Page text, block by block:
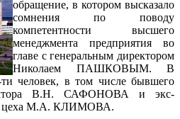
обращение, в котором высказало
сомнения по поводу
компетентности высшего
менеджмента предприятия во
главе с генеральным директором
Николаем ПАШКОВЫМ. В
человек, в том числе бывшего
В.Н. САФОНОВА и экс-
цеха М.А. КЛИМОВА.